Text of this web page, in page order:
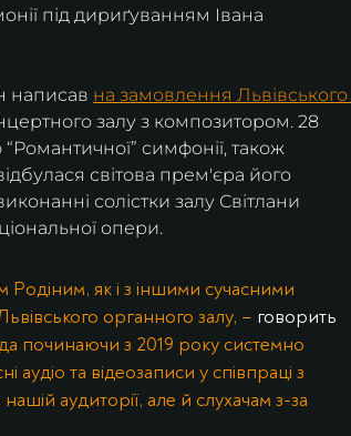
під дириґуванням Івана
написав на замовлення Львівського
залу з композитором. 28
симфонії, також
світова прем'єра його
солістки залу Світлани
опери.
як і з іншими сучасними
органного залу, – говорить
починаючи з 2019 року системно
аудіо та відеозаписи у співпраці з
аудиторії, але й слухачам з-за